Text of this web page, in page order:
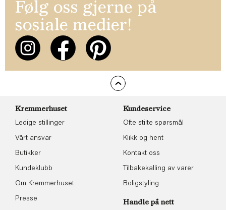
Følg oss gjerne på
sosiale medier!
Kremmerhuset
Ledige stillinger
Vårt ansvar
Butikker
Kundeklubb
Om Kremmerhuset
Presse
Kundeservice
Ofte stilte spørsmål
Klikk og hent
Kontakt oss
Tilbakekalling av varer
Boligstyling
Handle på nett